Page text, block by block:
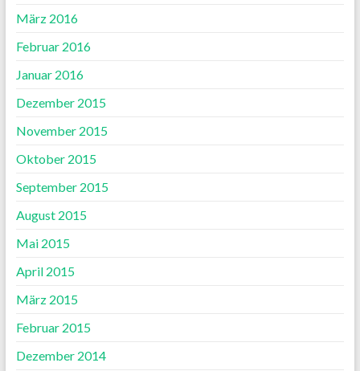
März 2016
Februar 2016
Januar 2016
Dezember 2015
November 2015
Oktober 2015
September 2015
August 2015
Mai 2015
April 2015
März 2015
Februar 2015
Dezember 2014